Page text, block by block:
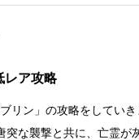
レア攻略
リン」の攻略をしてい
な襲撃と共に、亡霊が